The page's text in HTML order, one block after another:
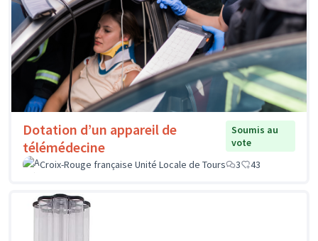
Dotation d’un appareil de
télémédecine
Soumis au
vote
Croix-Rouge française Unité Locale de Tours
3 43